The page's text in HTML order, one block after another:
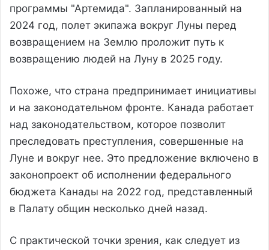
программы "Артемида". Запланированный на
2024 год, полет экипажа вокруг Луны перед
возвращением на Землю проложит путь к
возвращению людей на Луну в 2025 году.
Похоже, что страна предпринимает инициативы
и на законодательном фронте. Канада работает
над законодательством, которое позволит
преследовать преступления, совершенные на
Луне и вокруг нее. Это предложение включено в
законопроект об исполнении федерального
бюджета Канады на 2022 год, представленный
в Палату общин несколько дней назад.
С практической точки зрения, как следует из